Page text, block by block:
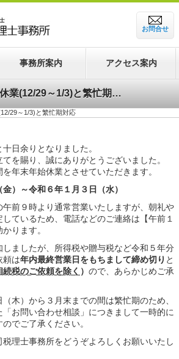
お問合せ
事務所案内 アクセス案内
年末年始休業(12/29～1/3)と繁忙期対応
29～1/3)と繁忙期対応
日余りとなりました。
を賜り、誠にありがとうございました。
年末年始休業とさせていただきます。
）～令和６年１月３日（水）
前９時より通常営業いたしますが、朝礼や
ているため、電話などのご連絡は【午前１
ります。
ましたが、所得税や贈与税など令和５年分
頼は年内最終営業日をもちまして締め切り と
続税のご依頼を除く ） ので、あらかじめご承
木）から３月末までの間は繁忙期のため、
お問い合わせ相談」につきまして一時的に
でご了承ください。
税理士事務所をどうぞよろしくお願いいたし